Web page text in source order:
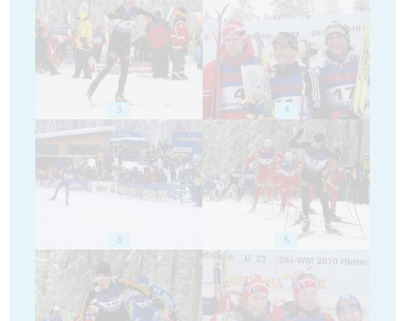
3 4
5 6